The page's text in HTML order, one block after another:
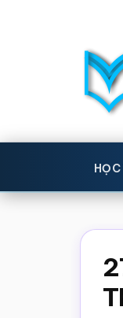
-
Học
toán,
toán,
Sách
giáo
khoa
HỌC